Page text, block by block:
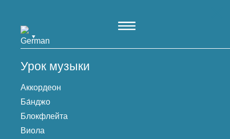
основному
содержанию
▾
Урок музыки
Аккордеон
Ба́нджо
Блокфлейта
Виола